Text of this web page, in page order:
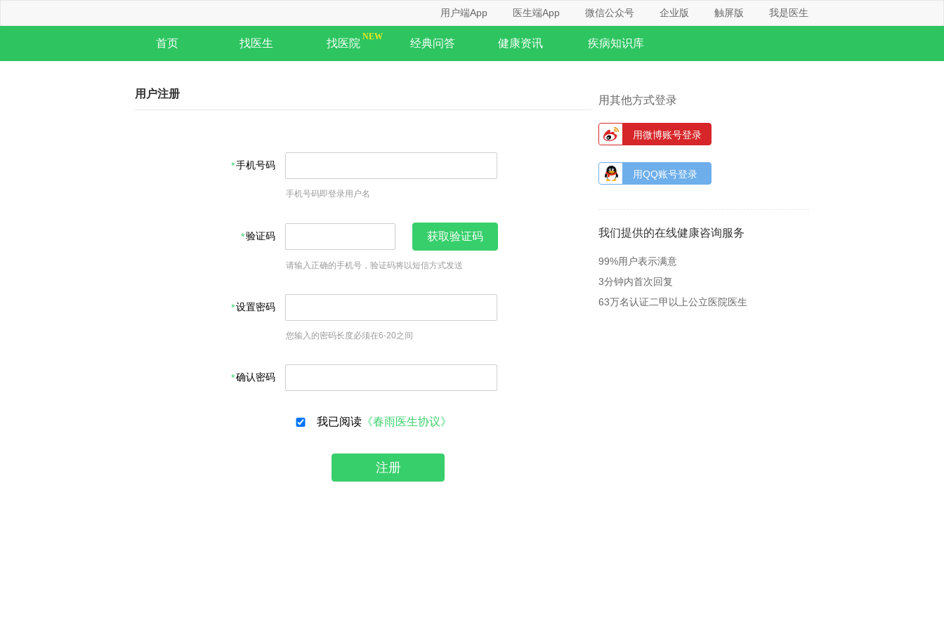
用户端App 医生端App 微信公众号 企业版 触屏版 我是医生
首页 找医生 找医院 经典问答 健康资讯 疾病知识库
用户注册
手机号码
手机号码即登录用户名
验证码 获取验证码
请输入正确的手机号，验证码将以短信方式发送
设置密码
您输入的密码长度必须在6-20之间
确认密码
我已阅读 《春雨医生协议》
注册
用其他方式登录
用微博账号登录
用QQ账号登录
我们提供的在线健康咨询服务
99%用户表示满意
3分钟内首次回复
63万名认证二甲以上公立医院医生